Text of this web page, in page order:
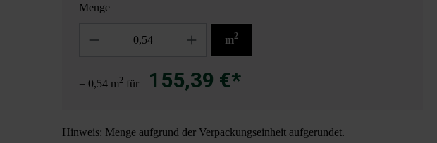
Menge
m2
= 0,54 m2 für 155,39 €*
Hinweis: Menge aufgrund der Verpackungseinheit aufgerundet.